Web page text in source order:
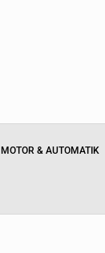
MOTOR & AUTOMATIK